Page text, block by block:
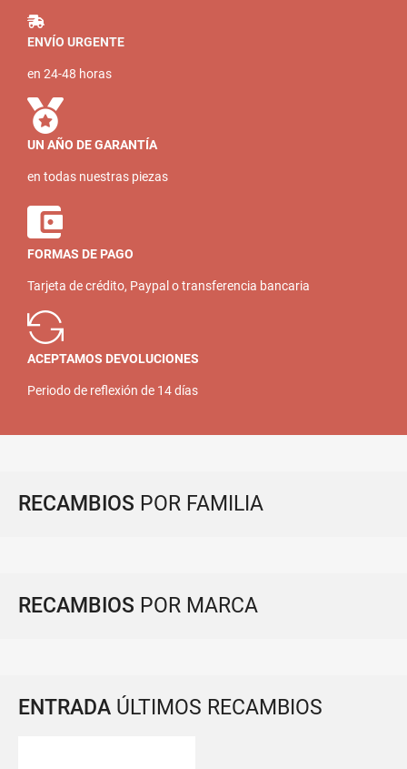
ENVÍO URGENTE
en 24-48 horas
UN AÑO DE GARANTÍA
en todas nuestras piezas
FORMAS DE PAGO
Tarjeta de crédito, Paypal o transferencia bancaria
ACEPTAMOS DEVOLUCIONES
Periodo de reflexión de 14 días
RECAMBIOS POR FAMILIA
RECAMBIOS POR MARCA
ENTRADA ÚLTIMOS RECAMBIOS